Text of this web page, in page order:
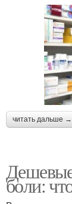
читать дальше →
Дешевые
боли: